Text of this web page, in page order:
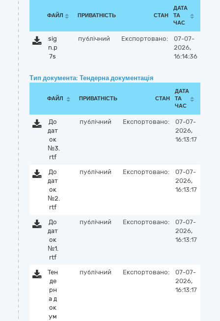
ФАЙЛ ПРИВАТНІСТЬ СТАН
ДАТА
ТА
ЧАС
sig
n.p
7s
публічний Експортовано:
07-07-
2026,
16:14:36
Тип документа: Тендерна документація
ФАЙЛ ПРИВАТНІСТЬ СТАН
ДАТА
ТА
ЧАС
До
дат
ок
№3.
rtf
публічний Експортовано:
07-07-
2026,
16:13:17
До
дат
ок
№2.
rtf
публічний Експортовано:
07-07-
2026,
16:13:17
До
дат
ок
№1.
rtf
публічний Експортовано:
07-07-
2026,
16:13:17
Тен
де
рн
а д
ок
ум
публічний Експортовано:
07-07-
2026,
16:13:17